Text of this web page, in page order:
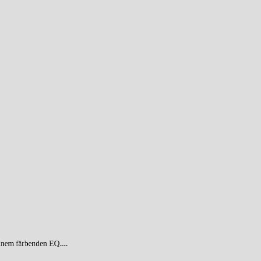
färbenden EQ....